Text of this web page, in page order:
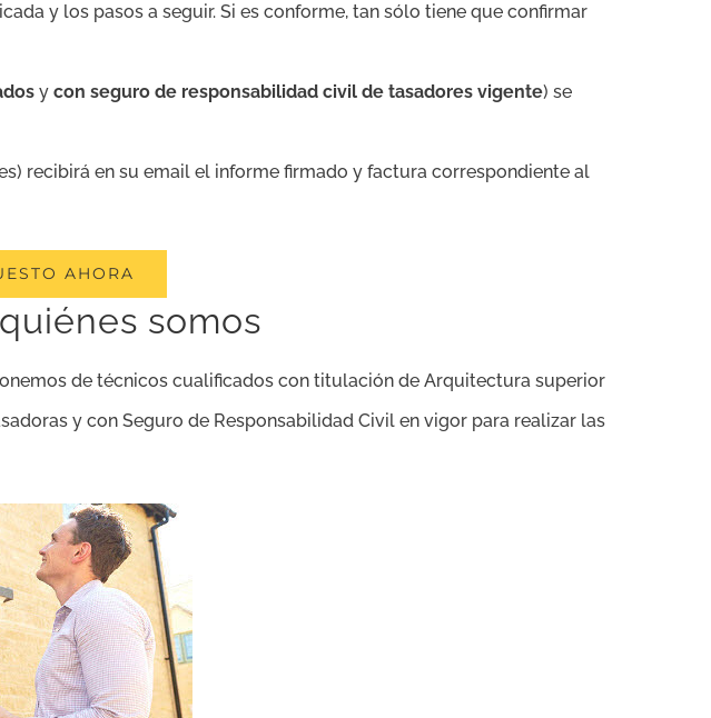
y los pasos a seguir. Si es conforme, tan sólo tiene que confirmar
y con seguro de responsabilidad civil de tasadores vigente) se
recibirá en su email el informe firmado y factura correspondiente al
AHORA
somos
de técnicos cualificados con titulación de Arquitectura superior
y con Seguro de Responsabilidad Civil en vigor para realizar las